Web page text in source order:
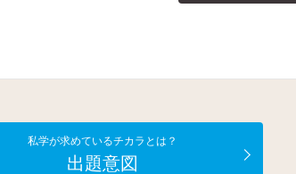
私学が求めているチカラとは？
出題意図